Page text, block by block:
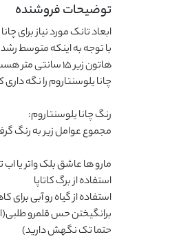
توضیحات فروشنده